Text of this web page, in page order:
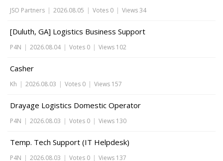
JSO Partners | 2026.08.05 | Votes 0 | Views 34
[Duluth, GA] Logistics Business Support
P4N | 2026.08.04 | Votes 0 | Views 102
Casher
Kh | 2026.08.03 | Votes 0 | Views 157
Drayage Logistics Domestic Operator
P4N | 2026.08.03 | Votes 0 | Views 130
Temp. Tech Support (IT Helpdesk)
P4N | 2026.08.03 | Votes 0 | Views 137